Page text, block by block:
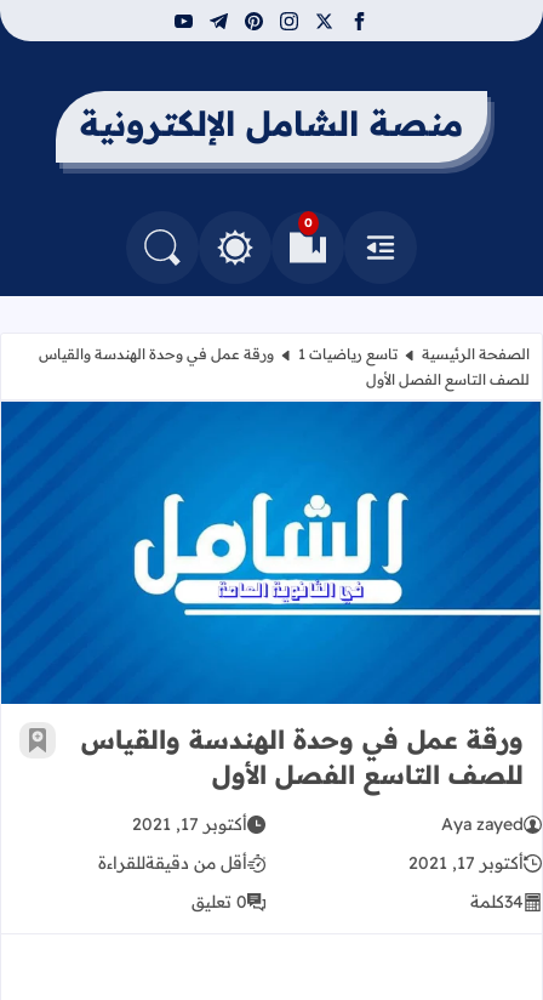
facebook
x
instagram
pinterest
telegram
youtube
منصة الشامل الإلكترونية
القائمة
0
العلامات المرجعيةالتغيير بين الوضع النهاري والداكن
البحث في المدونة
الصفحة الرئيسية تاسع رياضيات 1
ورقة عمل في وحدة الهندسة والقياس
للصف التاسع الفصل الأول
ورقة عمل في وحدة الهندسة
ورقة عمل في وحدة الهندسة والقياس
للصف التاسع الفصل الأول
أضف
Aya zayed
أكتوبر 17, 2021
أكتوبر 17, 2021
أقل من دقيقةللقراءة
34كلمة 0 تعليق